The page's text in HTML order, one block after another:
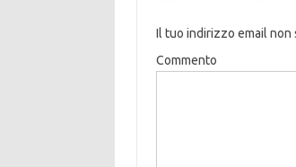
Il tuo indirizzo email non
Commento